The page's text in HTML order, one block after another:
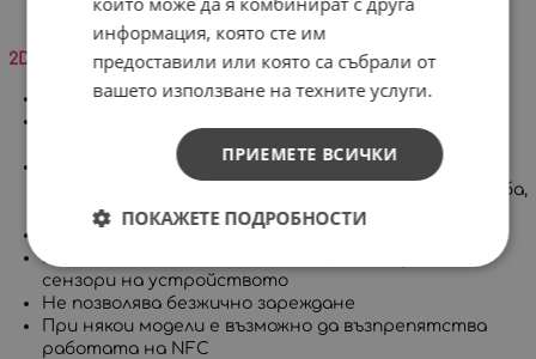
2D силиконов кейс:
Високо ниво на защита
от удар и нараняване
Съставен е от силиконова част, която обхваща
целия корпус на телефона и метална част на гърба,
на която се поставя дизайна.
Позволява достъп до всички портове, бутони и
сензори на устройството
Не позволява безжично зареждане
При някои модели е възможно да възпрепятства
работата на NFC
информация, която сте им
предоставили или която са събрали от
вашето използване на техните услуги.
ПРИЕМЕТЕ ВСИЧКИ
ПОКАЖЕТЕ ПОДРОБНОСТИ